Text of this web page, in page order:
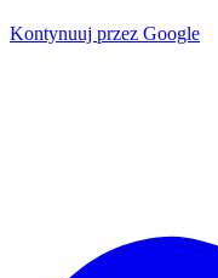
Kontynuuj przez Google